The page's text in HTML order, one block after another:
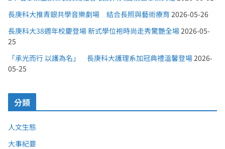
長庚科大推青銀共學音樂劇場 結合長照與藝術療育 2026-05-26
長庚科大38週年校慶登場 新式學位袍時尚走秀驚艷全場2026-05-
25
「承光而行 以護為名」 長庚科大護理系加冠典禮溫馨登場2026-
05-25
分類
人文生態
大事紀要